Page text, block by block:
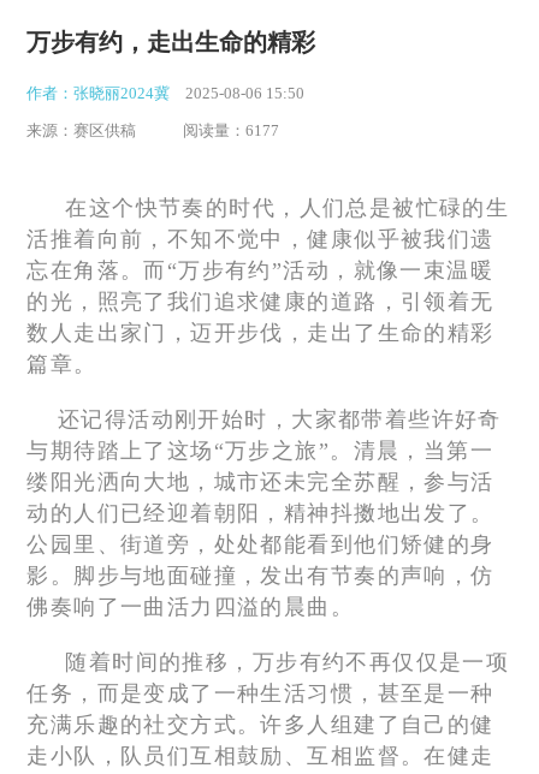
万步有约，走出生命的精彩
作者：张晓丽2024冀 2025-08-06 15:50
来源：赛区供稿 阅读量：6177
在这个快节奏的时代，人们总是被忙碌的生
活推着向前，不知不觉中，健康似乎被我们遗
忘在角落。而“万步有约”活动，就像一束温暖
的光，照亮了我们追求健康的道路，引领着无
数人走出家门，迈开步伐，走出了生命的精彩
篇章。
还记得活动刚开始时，大家都带着些许好奇
与期待踏上了这场“万步之旅”。清晨，当第一
缕阳光洒向大地，城市还未完全苏醒，参与活
动的人们已经迎着朝阳，精神抖擞地出发了。
公园里、街道旁，处处都能看到他们矫健的身
影。脚步与地面碰撞，发出有节奏的声响，仿
佛奏响了一曲活力四溢的晨曲。
随着时间的推移，万步有约不再仅仅是一项
任务，而是变成了一种生活习惯，甚至是一种
充满乐趣的社交方式。许多人组建了自己的健
走小队，队员们互相鼓励、互相监督。在健走